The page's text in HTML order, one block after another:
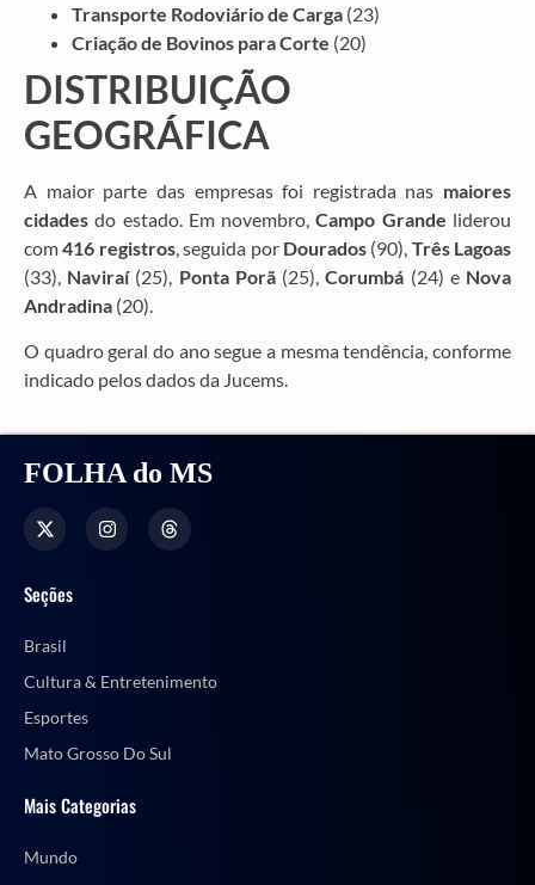
Transporte Rodoviário de Carga (23)
Criação de Bovinos para Corte (20)
DISTRIBUIÇÃO
GEOGRÁFICA
A maior parte das empresas foi registrada nas maiores
cidades do estado. Em novembro,Campo Grande liderou
com416 registros, seguida por Dourados(90), Três Lagoas
(33), Naviraí(25), Ponta Porã(25),Corumbá (24) e Nova
Andradina (20).
O quadro geral do ano segue a mesma tendência, conforme
indicado pelos dados da Jucems.
FOLHA do MS
Seções
Brasil
Cultura & Entretenimento
Esportes
Mato Grosso Do Sul
Mais Categorias
Mundo